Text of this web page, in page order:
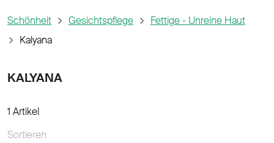
Schönheit Gesichtspflege
Fettige - Unreine Haut
Kalyana
KALYANA
1 Artikel
Sortieren